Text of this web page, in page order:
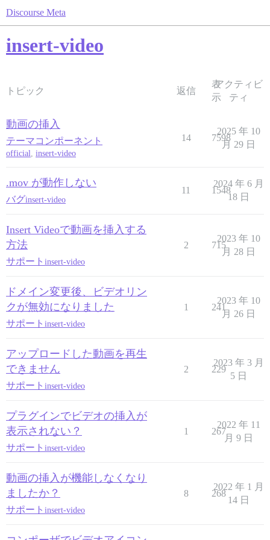
Discourse Meta
insert-video
トピック 返信
表
示
アクティビ
ティ
動画の挿入
テーマコンポーネント
official, insert-video
14 7598
2025 年 10
月 29 日
.mov が動作しない
バグinsert-video
11 1548
2024 年 6 月
18 日
Insert Videoで動画を挿入する
方法
サポート insert-video
2 715
2023 年 10
月 28 日
ドメイン変更後、ビデオリン
クが無効になりました
サポート insert-video
1 241
2023 年 10
月 26 日
アップロードした動画を再生
できません
サポート insert-video
2 229
2023 年 3 月
5 日
プラグインでビデオの挿入が
表示されない？
サポート insert-video
1 267
2022 年 11
月 9 日
動画の挿入が機能しなくなり
ましたか？
サポート insert-video
8 268
2022 年 1 月
14 日